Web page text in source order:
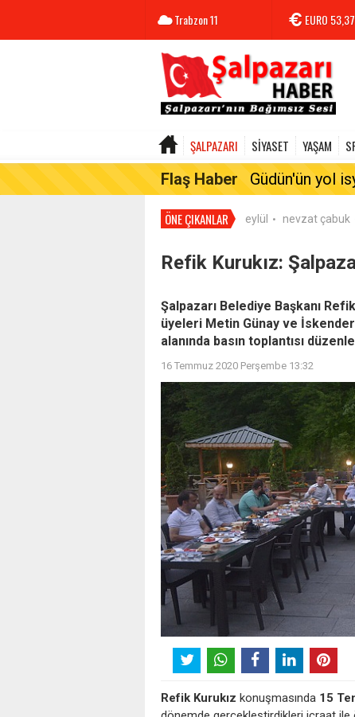
Trabzon11 EURO53,37
ŞALPAZARI SİYASET YAŞAM
Flaş Haber Güdün'ün yol
ÖNE ÇIKANLAR eylül • nevzat çabuk
Refik Kurukız:
Şalpazarı Belediye Başkanı
üyeleri Metin Günay ve
alanında basın toplantısı
16 Temmuz 2020 Perşembe 13:32
Refik Kurukız konuşmasında 15